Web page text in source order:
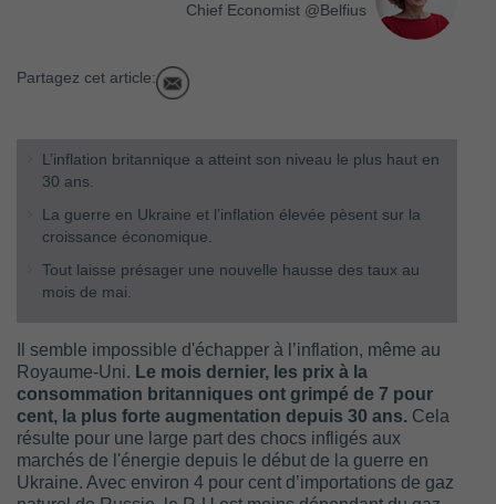
Chief Economist @Belfius
Partagez cet article:
L’inflation britannique a atteint son niveau le plus haut en
30 ans.
La guerre en Ukraine et l’inflation élevée pèsent sur la
croissance économique.
Tout laisse présager une nouvelle hausse des taux au
mois de mai.
Il semble impossible d'échapper à l’inflation, même au
Royaume-Uni. Le mois dernier, les prix à la
consommation britanniques ont grimpé de 7 pour
cent, la plus forte augmentation depuis 30 ans. Cela
résulte pour une large part des chocs infligés aux
marchés de l'énergie depuis le début de la guerre en
Ukraine. Avec environ 4 pour cent d’importations de gaz